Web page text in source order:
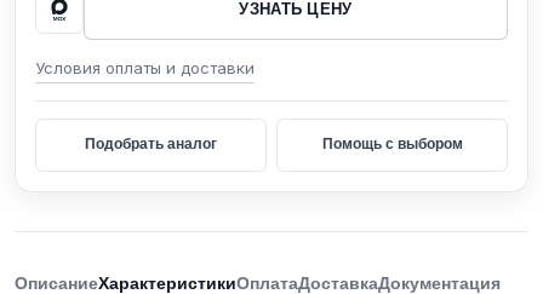
УЗНАТЬ ЦЕНУ
Условия оплаты и доставки
Подобрать аналог Помощь с выбором
ОписаниеХарактеристикиОплатаДоставкаДокументация